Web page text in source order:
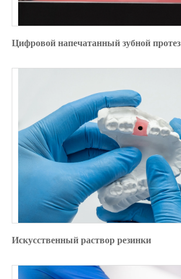
Цифровой напечатанный зубной протез
Искусственный раствор резинки